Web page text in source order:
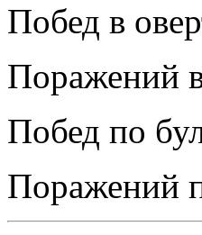
Побед в
Поражений
Побед по
Поражений